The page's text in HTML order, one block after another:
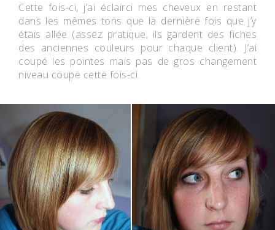
Cette fois-ci, j’ai éclairci mes cheveux en restant
dans les mêmes tons que la dernière fois que j’y
étais allée (assez pratique, ils gardent des fiches
des anciennes couleurs pour chaque client). J’ai
coupé les pointes mais pas de gros changement
niveau coupe cette fois-ci.